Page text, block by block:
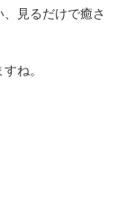
見るだけで癒さ
ね。